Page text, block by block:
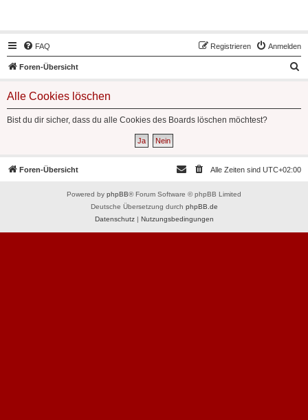
FAQ Anmelden
Registrieren
Foren-Übersicht
Alle Cookies löschen
Bist du dir sicher, dass du alle Cookies des Boards löschen möchtest?
Foren-Übersicht Alle Zeiten sind UTC+02:00
Powered by phpBB® Forum Software © phpBB Limited
Deutsche Übersetzung durch phpBB.de
Datenschutz| Nutzungsbedingungen